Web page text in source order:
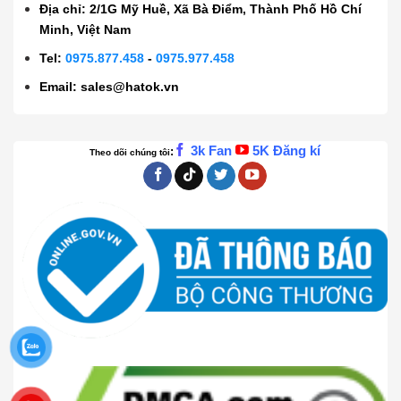
Địa chỉ: 2/1G Mỹ Huề, Xã Bà Điểm, Thành Phố Hồ Chí
Minh, Việt Nam
Tel:0975.877.458 -0975.977.458
Email:sales@hatok.vn
Theo dõi chúng tôi: 3k Fan 5K Đăng kí